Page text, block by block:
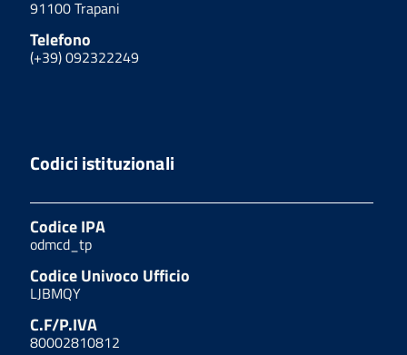
91100 Trapani
Telefono
(+39) 092322249
Codici istituzionali
Codice IPA
odmcd_tp
Codice Univoco Ufficio
LJBMQY
C.F/P.IVA
80002810812